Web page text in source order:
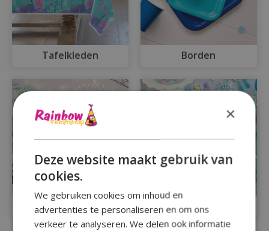
Tafelkleden Borden
Bekers Servetten
×
Deze website maakt gebruik van
cookies.
We gebruiken cookies om inhoud en
advertenties te personaliseren en om ons
verkeer te analyseren. We delen ook informatie